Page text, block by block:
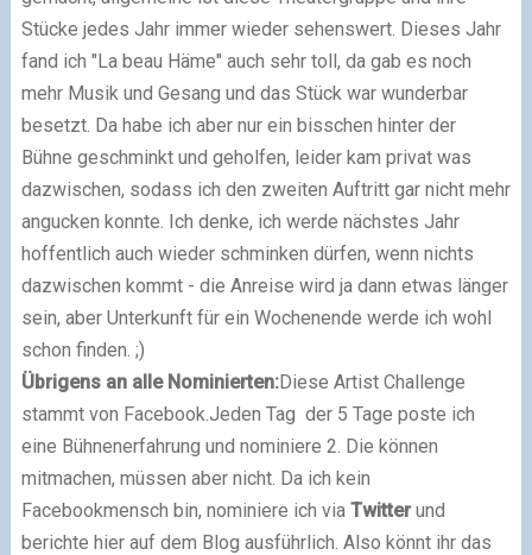
Stücke jedes Jahr immer wieder sehenswert. Dieses Jahr
fand ich "La beau Häme" auch sehr toll, da gab es noch
mehr Musik und Gesang und das Stück war wunderbar
besetzt. Da habe ich aber nur ein bisschen hinter der
Bühne geschminkt und geholfen, leider kam privat was
dazwischen, sodass ich den zweiten Auftritt gar nicht mehr
angucken konnte. Ich denke, ich werde nächstes Jahr
hoffentlich auch wieder schminken dürfen, wenn nichts
dazwischen kommt - die Anreise wird ja dann etwas länger
sein, aber Unterkunft für ein Wochenende werde ich wohl
schon finden. ;)
Übrigens an alle Nominierten:Diese Artist Challenge
stammt von Facebook.Jeden Tag der 5 Tage poste ich
eine Bühnenerfahrung und nominiere 2. Die können
mitmachen, müssen aber nicht. Da ich kein
Facebookmensch bin, nominiere ich via Twitterund
berichte hier auf dem Blog ausführlich. Also könnt ihr das